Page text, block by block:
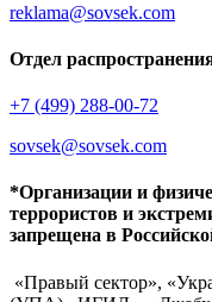
reklama@sovsek.com
Отдел
+7 (499) 288-00-72
sovsek@sovsek.com
*Организации и
террористов и
запрещена в
«Правый сектор»,